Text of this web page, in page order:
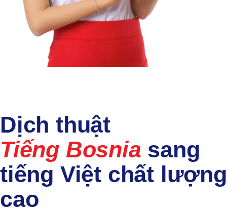
Dịch thuật
Tiếng Bosnia sang
tiếng Việt chất lượng
cao